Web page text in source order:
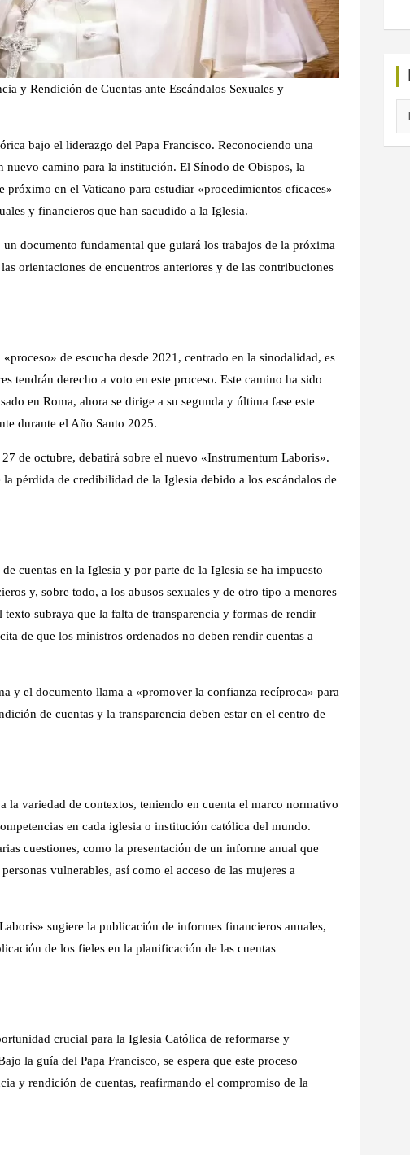
y Rendición de Cuentas ante Escándalos Sexuales y
bajo el liderazgo del Papa Francisco. Reconociendo una
camino para la institución. El Sínodo de Obispos, la
en el Vaticano para estudiar «procedimientos eficaces»
y financieros que han sacudido a la Iglesia.
documento fundamental que guiará los trabajos de la próxima
orientaciones de encuentros anteriores y de las contribuciones
de escucha desde 2021, centrado en la sinodalidad, es
tendrán derecho a voto en este proceso. Este camino ha sido
en Roma, ahora se dirige a su segunda y última fase este
durante el Año Santo 2025.
de octubre, debatirá sobre el nuevo «Instrumentum Laboris».
pérdida de credibilidad de la Iglesia debido a los escándalos de
cuentas en la Iglesia y por parte de la Iglesia se ha impuesto
y, sobre todo, a los abusos sexuales y de otro tipo a menores
subraya que la falta de transparencia y formas de rendir
de que los ministros ordenados no deben rendir cuentas a
y el documento llama a «promover la confianza recíproca» para
de cuentas y la transparencia deben estar en el centro de
la variedad de contextos, teniendo en cuenta el marco normativo
en cada iglesia o institución católica del mundo.
cuestiones, como la presentación de un informe anual que
vulnerables, así como el acceso de las mujeres a
sugiere la publicación de informes financieros anuales,
de los fieles en la planificación de las cuentas
crucial para la Iglesia Católica de reformarse y
la guía del Papa Francisco, se espera que este proceso
y rendición de cuentas, reafirmando el compromiso de la
de